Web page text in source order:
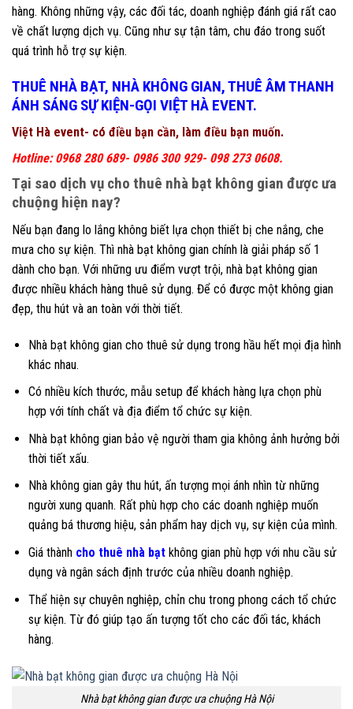
hàng. Không những vậy, các đối tác, doanh nghiệp đánh giá rất cao
về chất lượng dịch vụ. Cũng như sự tận tâm, chu đáo trong suốt
quá trình hỗ trợ sự kiện.
THUÊ NHÀ BẠT, NHÀ KHÔNG GIAN, THUÊ ÂM THANH
ÁNH SÁNG SỰ KIỆN-GỌI VIỆT HÀ EVENT.
Việt Hà event- có điều bạn cần, làm điều bạn muốn.
Hotline: 0968 280 689- 0986 300 929- 098 273 0608.
Tại sao dịch vụ cho thuê nhà bạt không gian được ưa
chuộng hiện nay?
Nếu bạn đang lo lắng không biết lựa chọn thiết bị che nắng, che
mưa cho sự kiện. Thì nhà bạt không gian chính là giải pháp số 1
dành cho bạn. Với những ưu điểm vượt trội, nhà bạt không gian
được nhiều khách hàng thuê sử dụng. Để có được một không gian
đẹp, thu hút và an toàn với thời tiết.
Nhà bạt không gian cho thuê sử dụng trong hầu hết mọi địa hình
khác nhau.
Có nhiều kích thước, mẫu setup để khách hàng lựa chọn phù
hợp với tính chất và địa điểm tổ chức sự kiện.
Nhà bạt không gian bảo vệ người tham gia không ảnh hưởng bởi
thời tiết xấu.
Nhà không gian gây thu hút, ấn tượng mọi ánh nhìn từ những
người xung quanh. Rất phù hợp cho các doanh nghiệp muốn
quảng bá thương hiệu, sản phẩm hay dịch vụ, sự kiện của mình.
Giá thành cho thuê nhà bạtkhông gian phù hợp với nhu cầu sử
dụng và ngân sách định trước của nhiều doanh nghiệp.
Thể hiện sự chuyên nghiệp, chỉn chu trong phong cách tổ chức
sự kiện. Từ đó giúp tạo ấn tượng tốt cho các đối tác, khách
hàng.
Nhà bạt không gian được ưa chuộng Hà Nội